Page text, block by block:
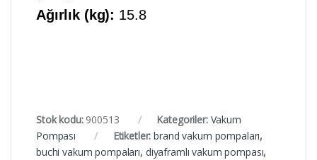
Ağırlık (kg): 15.8
Stok kodu: 900513 Kategoriler: Vakum
Pompası
Etiketler:brand vakum pompaları,
buchi vakum pompaları, diyaframlı vakum pompası,